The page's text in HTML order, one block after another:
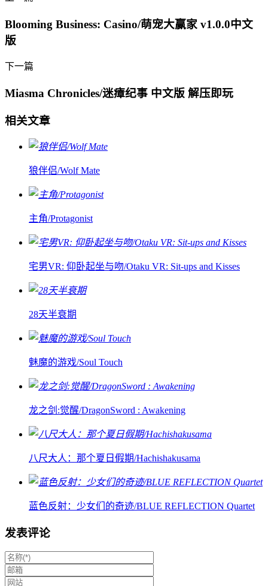
Blooming Business: Casino/萌宠大赢家 v1.0.0中文
版
下一篇
Miasma Chronicles/迷瘴纪事 中文版 解压即玩
相关文章
狼伴侣/Wolf Mate
主角/Protagonist
宅男VR: 仰卧起坐与吻/Otaku VR: Sit-ups and Kisses
28天半衰期
魅魔的游戏/Soul Touch
龙之剑:觉醒/DragonSword : Awakening
八尺大人：那个夏日假期/Hachishakusama
蓝色反射：少女们的奇迹/BLUE REFLECTION Quartet
发表评论